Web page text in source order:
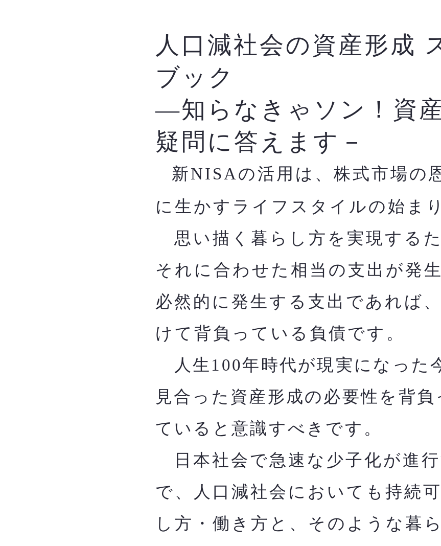
人口減社会の資産形成
ブック
―知らなきゃソン！資
疑問に答えます－
新NISAの活用は、株式市場の
に生かすライフスタイルの始ま
思い描く暮らし方を実現するた
それに合わせた相当の支出が発
必然的に発生する支出であれば
けて背負っている負債です。
人生100年時代が現実になった
見合った資産形成の必要性を背負
ていると意識すべきです。
日本社会で急速な少子化が進行
で、人口減社会においても持続
し方・働き方と、そのような暮